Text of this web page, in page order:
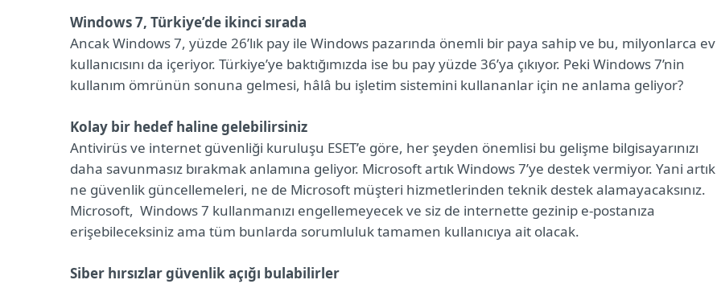
Windows 7, Türkiye’de ikinci sırada
Ancak Windows 7, yüzde 26’lık pay ile Windows pazarında önemli bir paya sahip ve bu, milyonlarca ev
kullanıcısını da içeriyor. Türkiye’ye baktığımızda ise bu pay yüzde 36’ya çıkıyor. Peki Windows 7’nin
kullanım ömrünün sonuna gelmesi, hâlâ bu işletim sistemini kullananlar için ne anlama geliyor?
Kolay bir hedef haline gelebilirsiniz
Antivirüs ve internet güvenliği kuruluşu ESET’e göre, her şeyden önemlisi bu gelişme bilgisayarınızı
daha savunmasız bırakmak anlamına geliyor. Microsoft artık Windows 7’ye destek vermiyor. Yani artık
ne güvenlik güncellemeleri, ne de Microsoft müşteri hizmetlerinden teknik destek alamayacaksınız.
Microsoft, Windows 7 kullanmanızı engellemeyecek ve siz de internette gezinip e-postanıza
erişebileceksiniz ama tüm bunlarda sorumluluk tamamen kullanıcıya ait olacak.
Siber hırsızlar güvenlik açığı bulabilirler